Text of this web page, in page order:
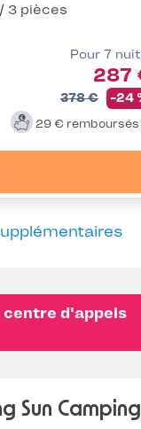
3 pièces
Pour 7
287
378 € -24
29 € remboursés
centre d'appels
Sun Camping